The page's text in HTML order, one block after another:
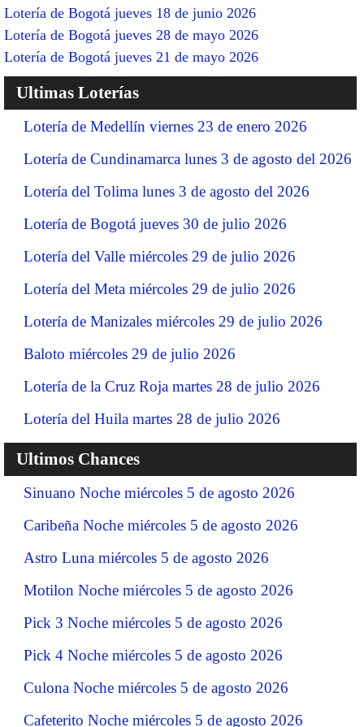
Lotería de Bogotá jueves 18 de junio 2026
Lotería de Bogotá jueves 28 de mayo 2026
Lotería de Bogotá jueves 21 de mayo 2026
Ultimas Loterías
Lotería de Medellín viernes 23 de enero 2026
Lotería de Cundinamarca lunes 3 de agosto del 2026
Lotería del Tolima lunes 3 de agosto del 2026
Lotería de Bogotá jueves 30 de julio 2026
Lotería del Valle miércoles 29 de julio 2026
Lotería del Meta miércoles 29 de julio 2026
Lotería de Manizales miércoles 29 de julio 2026
Baloto miércoles 29 de julio 2026
Lotería de la Cruz Roja martes 28 de julio 2026
Lotería del Huila martes 28 de julio 2026
Ultimos Chances
Sinuano Noche miércoles 5 de agosto 2026
Caribeña Noche miércoles 5 de agosto 2026
Astro Luna miércoles 5 de agosto 2026
Motilon Noche miércoles 5 de agosto 2026
Pick 3 Noche miércoles 5 de agosto 2026
Pick 4 Noche miércoles 5 de agosto 2026
Culona Noche miércoles 5 de agosto 2026
Cafeterito Noche miércoles 5 de agosto 2026